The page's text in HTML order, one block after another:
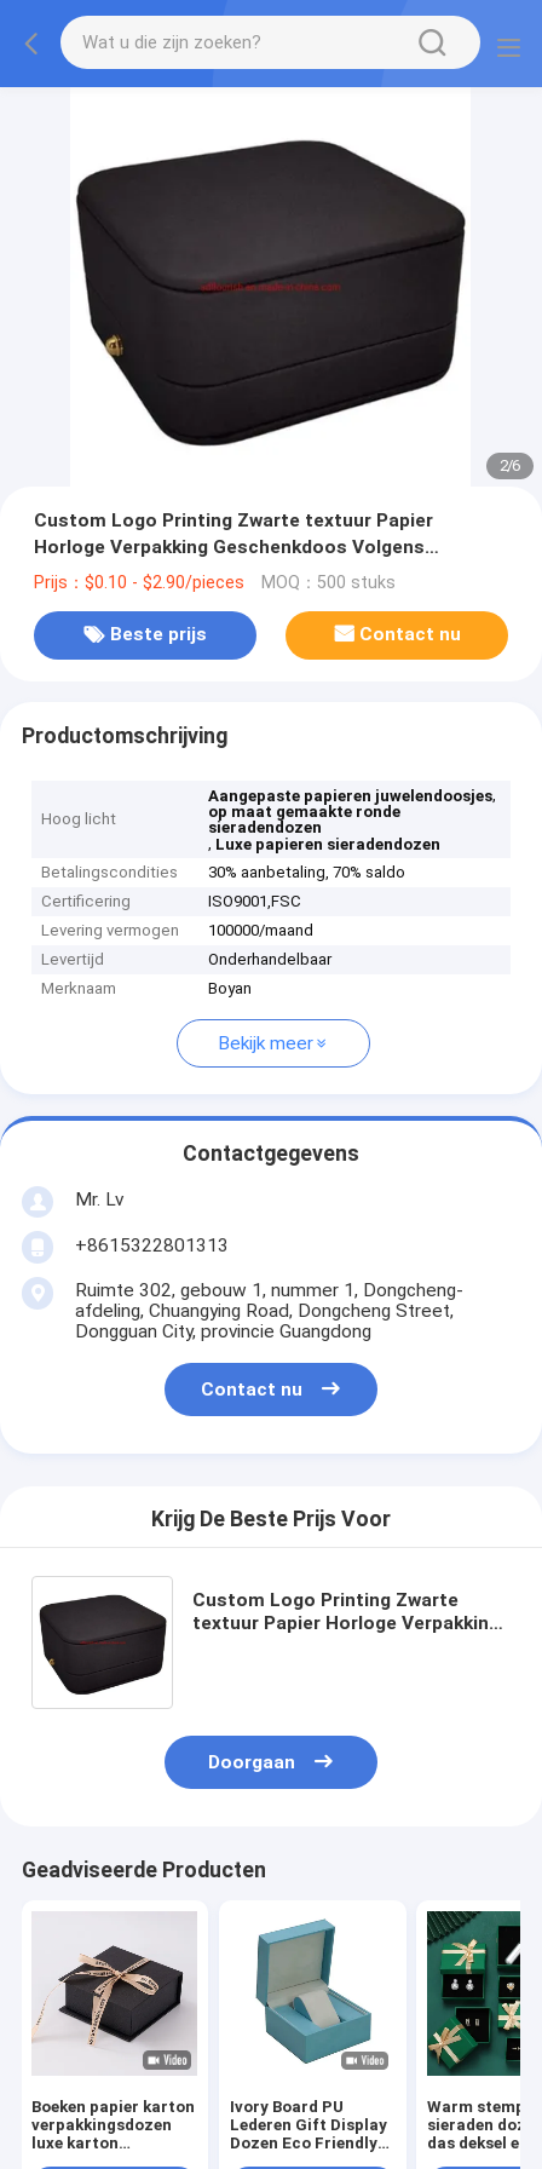
2/6
Custom Logo Printing Zwarte textuur Papier
Horloge Verpakking Geschenkdoos Volgens
klantvereisten voor luxeproducten
Prijs：$0.10 - $2.90/pieces MOQ：500 stuks
Beste prijs Contact nu
Productomschrijving
Hoog licht
Aangepaste papieren juwelendoosjes,
op maat gemaakte ronde
sieradendozen
, Luxe papieren sieradendozen
Betalingscondities
30% aanbetaling, 70% saldo
Certificering
ISO9001,‌FSC
Levering vermogen
100000/maand
Levertijd
Onderhandelbaar
Merknaam
Boyan
Bekijk meer
Contactgegevens
Mr. Lv
+8615322801313
Ruimte 302, gebouw 1, nummer 1, Dongcheng-
afdeling, Chuangying Road, Dongcheng Street,
Dongguan City, provincie Guangdong
Contact nu
Krijg De Beste Prijs Voor
Custom Logo Printing Zwarte
textuur Papier Horloge Verpakking
Doorgaan
Geadviseerde Producten
Boeken papier karton
verpakkingsdozen
luxe karton
Ivory Board PU
Lederen Gift Display
Dozen Eco Friendly
Warm
sieraden
das deksel en